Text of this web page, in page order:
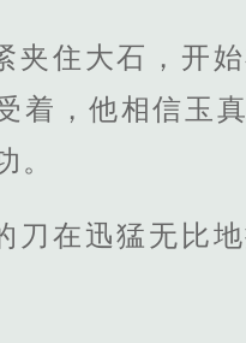
夹住大石，开
着，他相信玉
。
刀在迅猛无比